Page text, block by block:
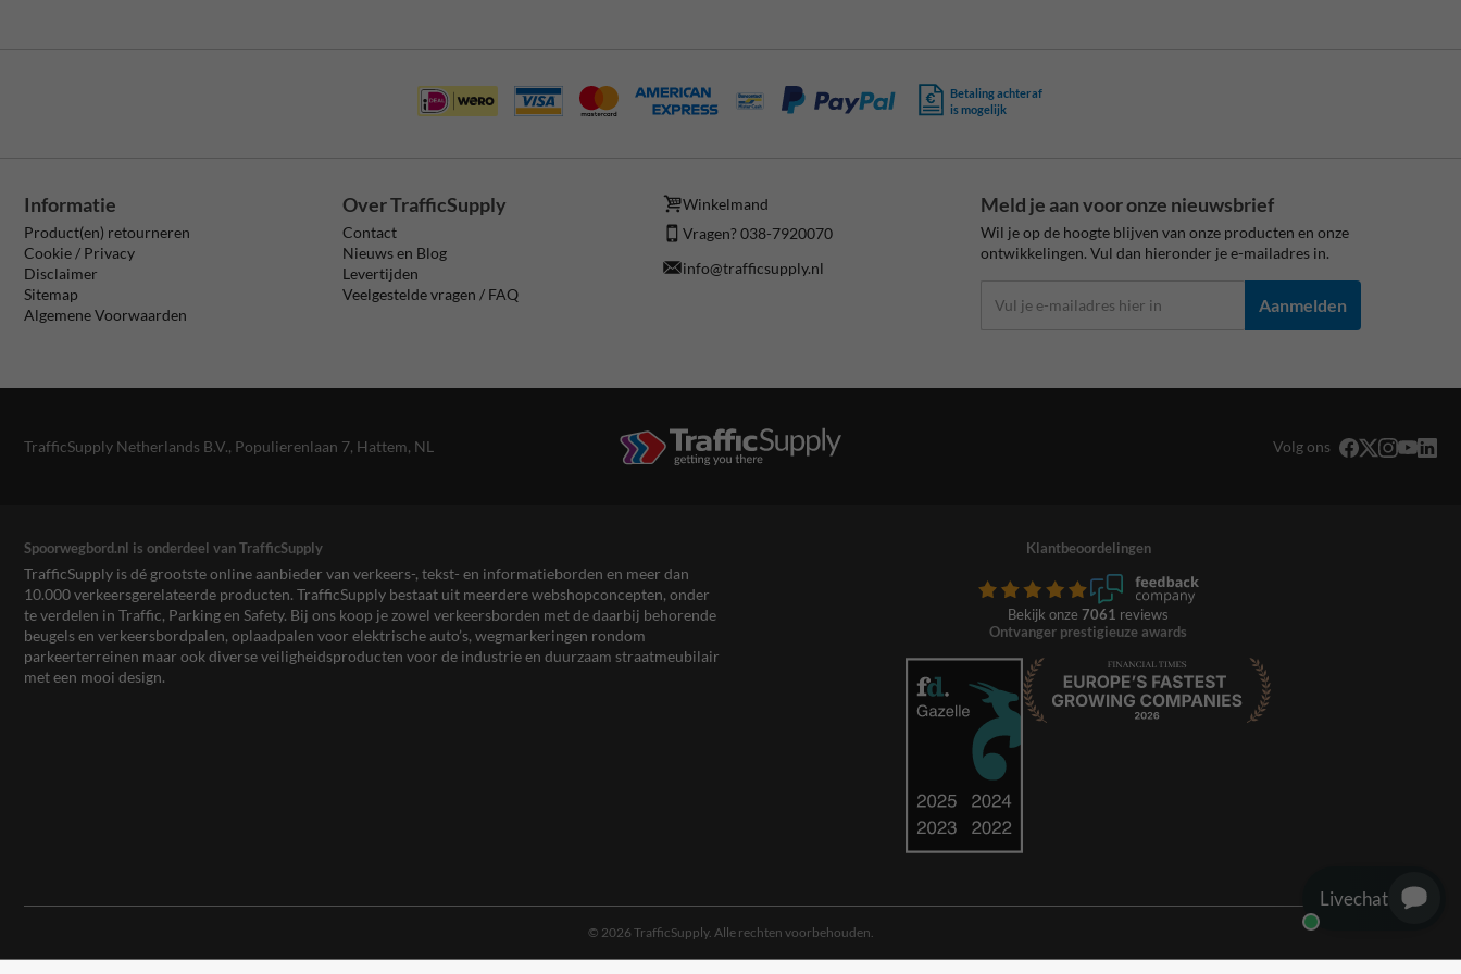
Betaling achteraf
is mogelijk
Informatie
Product(en) retourneren
Cookie / Privacy
Disclaimer
Sitemap
Algemene Voorwaarden
Over TrafficSupply
Contact
Nieuws en Blog
Levertijden
Veelgestelde vragen / FAQ
Winkelmand
Vragen? 038-7920070
info@trafficsupply.nl
Meld je aan voor onze nieuwsbrief
Wil je op de hoogte blijven van onze producten en onze
ontwikkelingen. Vul dan hieronder je e-mailadres in.
Aanmelden
TrafficSupply Netherlands B.V., Populierenlaan 7, Hattem, NL Volg ons
Spoorwegbord.nl is onderdeel van TrafficSupply
TrafficSupply is dé grootste online aanbieder van verkeers-, tekst- en informatieborden en meer dan
10.000 verkeersgerelateerde producten. TrafficSupply bestaat uit meerdere webshopconcepten, onder
te verdelen in Traffic, Parking en Safety. Bij ons koop je zowel verkeersborden met de daarbij behorende
beugels en verkeersbordpalen, oplaadpalen voor elektrische auto’s, wegmarkeringen rondom
parkeerterreinen maar ook diverse veiligheidsproducten voor de industrie en duurzaam straatmeubilair
met een mooi design.
Klantbeoordelingen
Bekijk onze 7061 reviews
Ontvanger prestigieuze awards
© 2026 TrafficSupply. Alle rechten voorbehouden.
Livechat